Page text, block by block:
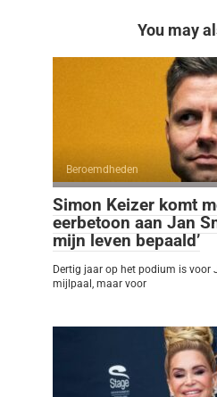
You may
Beroemdheden
Simon Keizer komt
eerbetoon aan Jan
mijn leven bepaald’
Dertig jaar op het podium is voor
mijlpaal, maar voor